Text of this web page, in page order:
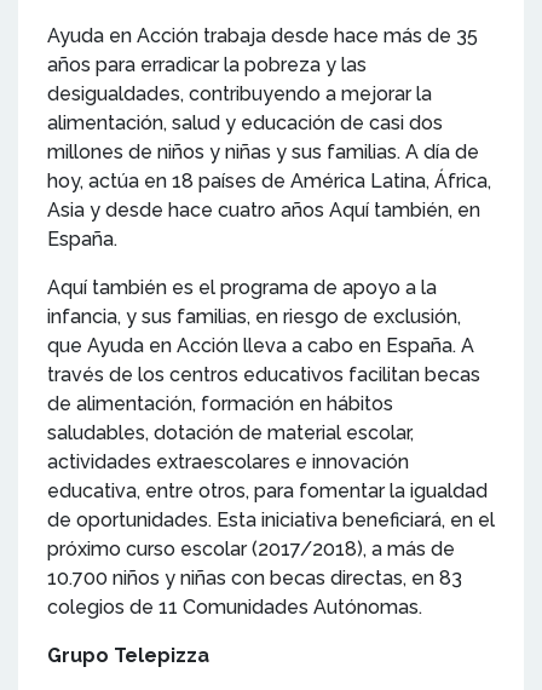
Ayuda en Acción trabaja desde hace más de 35
años para erradicar la pobreza y las
desigualdades, contribuyendo a mejorar la
alimentación, salud y educación de casi dos
millones de niños y niñas y sus familias. A día de
hoy, actúa en 18 países de América Latina, África,
Asia y desde hace cuatro años Aquí también, en
España.
Aquí también es el programa de apoyo a la
infancia, y sus familias, en riesgo de exclusión,
que Ayuda en Acción lleva a cabo en España. A
través de los centros educativos facilitan becas
de alimentación, formación en hábitos
saludables, dotación de material escolar,
actividades extraescolares e innovación
educativa, entre otros, para fomentar la igualdad
de oportunidades. Esta iniciativa beneficiará, en el
próximo curso escolar (2017/2018), a más de
10.700 niños y niñas con becas directas, en 83
colegios de 11 Comunidades Autónomas.
Grupo Telepizza